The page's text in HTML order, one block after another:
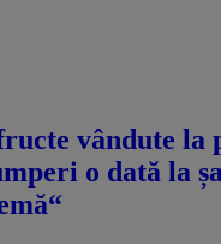
vândute la
o dată la